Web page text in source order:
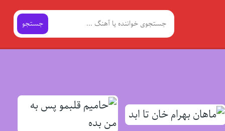
جستجو